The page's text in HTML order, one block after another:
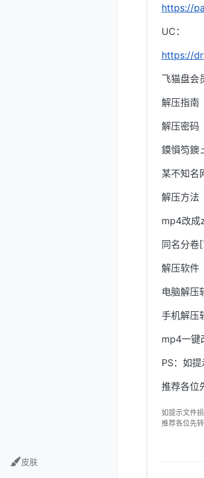
皮肤
https://
UC：
https://
飞猫盘会
解压指南
解压密码
鏌愪笉鐭
某不知名
解压方法
mp4改成
同名分
解压软件
电脑解压
手机解压
mp4一键
PS：如
推荐各位
如提示文件
推荐各位先